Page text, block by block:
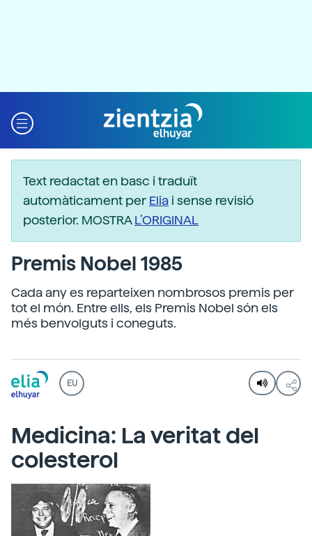
Text redactat en basc i traduït
automàticament perElia i sense revisió
posterior. MOSTRAL’ORIGINAL
Premis Nobel 1985
Cada any es reparteixen nombrosos premis per
tot el món. Entre ells, els Premis Nobel són els
més benvolguts i coneguts.
EU
Medicina: La veritat del
colesterol